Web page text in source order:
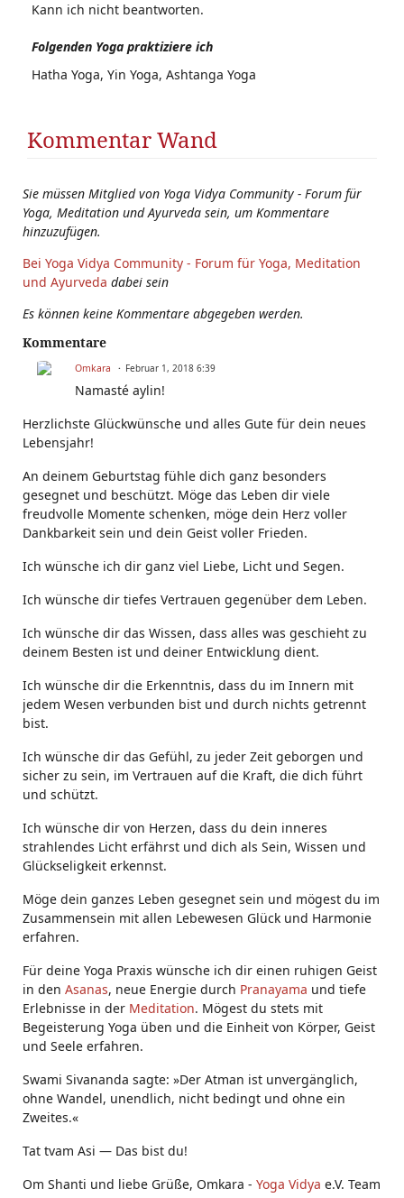
Kann ich nicht beantworten.
Folgenden Yoga praktiziere ich
Hatha Yoga, Yin Yoga, Ashtanga Yoga
Kommentar Wand
Sie müssen Mitglied von Yoga Vidya Community - Forum für
Yoga, Meditation und Ayurveda sein, um Kommentare
hinzuzufügen.
Bei Yoga Vidya Community - Forum für Yoga, Meditation
und Ayurveda dabei sein
Es können keine Kommentare abgegeben werden.
Kommentare
Omkara Februar 1, 2018 6:39
Namasté aylin!
Herzlichste Glückwünsche und alles Gute für dein neues
Lebensjahr!
An deinem Geburtstag fühle dich ganz besonders
gesegnet und beschützt. Möge das Leben dir viele
freudvolle Momente schenken, möge dein Herz voller
Dankbarkeit sein und dein Geist voller Frieden.
Ich wünsche ich dir ganz viel Liebe, Licht und Segen.
Ich wünsche dir tiefes Vertrauen gegenüber dem Leben.
Ich wünsche dir das Wissen, dass alles was geschieht zu
deinem Besten ist und deiner Entwicklung dient.
Ich wünsche dir die Erkenntnis, dass du im Innern mit
jedem Wesen verbunden bist und durch nichts getrennt
bist.
Ich wünsche dir das Gefühl, zu jeder Zeit geborgen und
sicher zu sein, im Vertrauen auf die Kraft, die dich führt
und schützt.
Ich wünsche dir von Herzen, dass du dein inneres
strahlendes Licht erfährst und dich als Sein, Wissen und
Glückseligkeit erkennst.
Möge dein ganzes Leben gesegnet sein und mögest du im
Zusammensein mit allen Lebewesen Glück und Harmonie
erfahren.
Für deine Yoga Praxis wünsche ich dir einen ruhigen Geist
in den Asanas, neue Energie durch Pranayama und tiefe
Erlebnisse in der Meditation. Mögest du stets mit
Begeisterung Yoga üben und die Einheit von Körper, Geist
und Seele erfahren.
Swami Sivananda sagte: »Der Atman ist unvergänglich,
ohne Wandel, unendlich, nicht bedingt und ohne ein
Zweites.«
Tat tvam Asi ― Das bist du!
Om Shanti und liebe Grüße, Omkara - Yoga Vidya e.V. Team